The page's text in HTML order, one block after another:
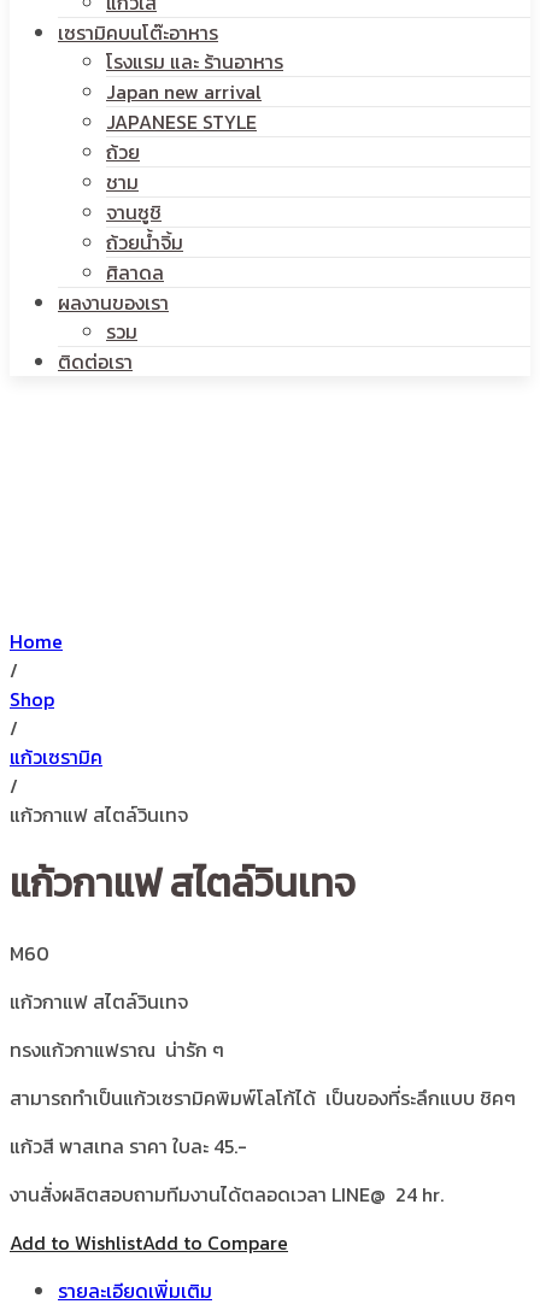
เซรามิคบนโต๊ะอาหาร
โรงแรม และ ร้านอาหาร
Japan new arrival
JAPANESE STYLE
ถ้วย
ชาม
จานซูชิ
ถ้วยน้ำจิ้ม
ศิลาดล
ผลงานของเรา
รวม
ติดต่อเรา
Home
/
Shop
/
แก้วเซรามิค
/
แก้วกาแฟ สไตล์วินเทจ
แก้วกาแฟ สไตล์วินเทจ
M60
แก้วกาแฟ สไตล์วินเทจ
ทรงแก้วกาแฟราณ น่ารัก ๆ
สามารถทำเป็นแก้วเซรามิคพิมพ์โลโก้ได้ เป็นของที่ระลึกแบบ ชิคๆ
แก้วสี พาสเทล ราคา ใบละ 45.-
งานสั่งผลิตสอบถามทีมงานได้ตลอดเวลา LINE@ 24 hr.
Add to WishlistAdd to Compare
รายละเอียดเพิ่มเติม